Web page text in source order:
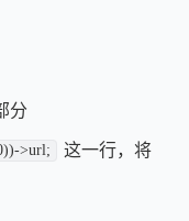
分
>url; 这一行，将